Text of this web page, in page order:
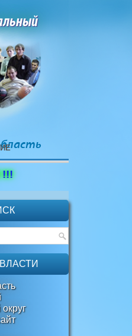
!!!